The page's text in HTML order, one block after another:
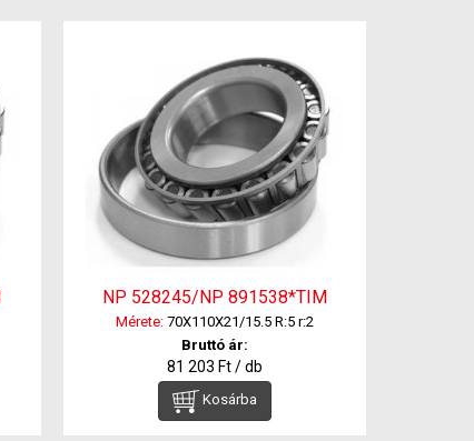
NP 528245/NP 891538*TIM
Mérete:70X110X21/15.5 R:5 r:2
Bruttó ár:
81 203 Ft / db
Kosárba